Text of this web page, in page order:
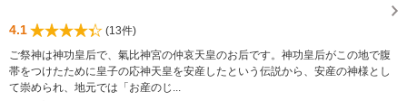
4.1
(13件)
ご祭神は神功皇后で、氣比神宮の仲哀天皇のお后です。神功皇后がこの地で腹
帯をつけたために皇子の応神天皇を安産したという伝説から、安産の神様とし
て崇められ、地元では「お産のじ...